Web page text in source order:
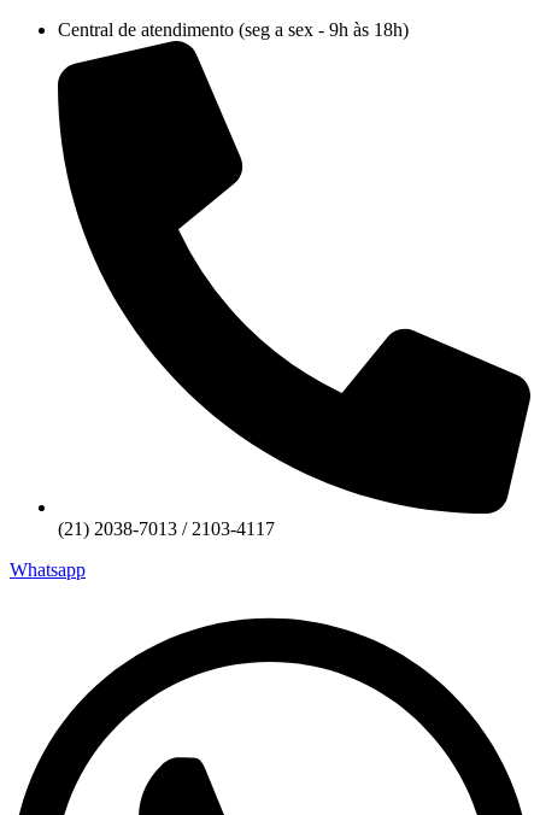
conteúdo
Central de atendimento (seg a sex - 9h às 18h)
(21) 2038-7013 / 2103-4117
Whatsapp